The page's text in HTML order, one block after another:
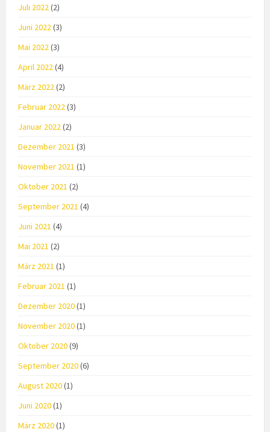
Juli 2022(2)
Juni 2022(3)
Mai 2022(3)
April 2022(4)
März 2022(2)
Februar 2022(3)
Januar 2022(2)
Dezember 2021 (3)
November 2021 (1)
Oktober 2021 (2)
September 2021 (4)
Juni 2021 (4)
Mai 2021 (2)
März 2021 (1)
Februar 2021 (1)
Dezember 2020(1)
November 2020(1)
Oktober 2020(9)
September 2020(6)
August 2020(1)
Juni 2020(1)
März 2020(1)